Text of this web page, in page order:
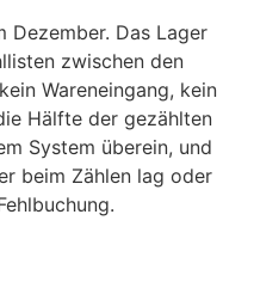
Dezember. Das Lager
zwischen den
Wareneingang, kein
Hälfte der gezählten
System überein, und
beim Zählen lag oder